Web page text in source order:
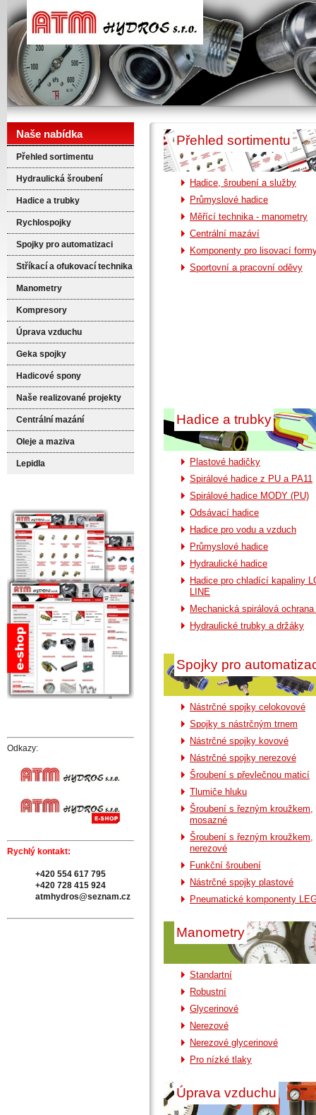
ATM hydros
Naše nabídka
Přehled sortimentu
Hydraulická šroubení
Hadice a trubky
Rychlospojky
Spojky pro automatizaci
Stříkací a ofukovací technika
Manometry
Kompresory
Úprava vzduchu
Geka spojky
Hadicové spony
Naše realizované projekty
Centrální mazání
Oleje a maziva
Lepidla
Odkazy:
Rychlý kontakt:
+420 554 617 795
+420 728 415 924
atmhydros@seznam.cz
Přehled sortimentu
Hadice, šroubení a služby
Průmyslové hadice
Měřící technika - manometry
Centrální mazáví
Komponenty pro lisovací
Sportovní a pracovní oděvy
Hadice a trubky
Plastové hadičky
Spirálové hadice z PU a PA11
Spirálové hadice MODY (PU)
Odsávací hadice
Hadice pro vodu a vzduch
Průmyslové hadice
Hydraulické hadice
Hadice pro chladící kapaliny
LINE
Mechanická spirálová
Hydraulické trubky a držáky
Spojky pro
Nástrčné spojky celokovové
Spojky s nástrčným trnem
Nástrčné spojky kovové
Nástrčné spojky nerezové
Šroubení s převlečnou maticí
Tlumiče hluku
Šroubení s řezným kroužkem,
mosazné
Šroubení s řezným kroužkem,
nerezové
Funkční šroubení
Nástrčné spojky plastové
Pneumatické komponenty
Manometry
Standartní
Robustní
Glycerinové
Nerezové
Nerezové glycerinové
Pro nízké tlaky
Úprava vzduchu